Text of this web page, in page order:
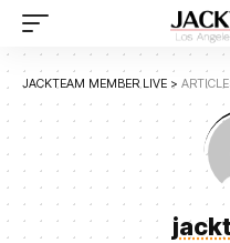
JACKTEAM MEMBER LIVE >